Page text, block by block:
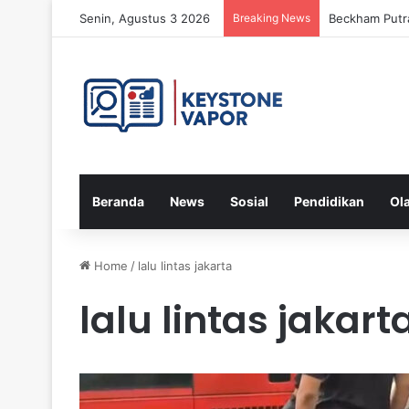
Senin, Agustus 3 2026 Breaking News Beckham
Beranda News Sosial Pendidikan
Home / lalu lintas jakarta
lalu lintas